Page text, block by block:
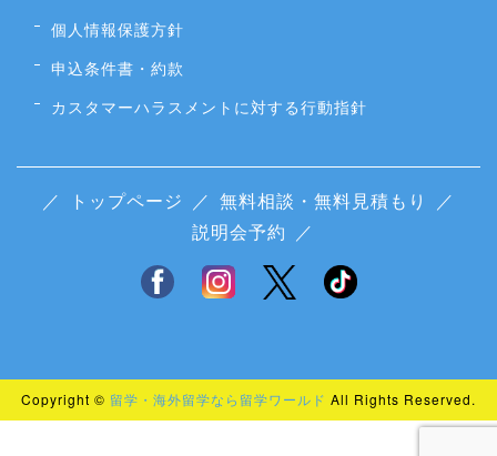
個人情報保護方針
申込条件書・約款
カスタマーハラスメントに対する行動指針
／ トップページ ／ 無料相談・無料見積もり
／
説明会予約 ／
Copyright © 留学・海外留学なら留学ワールド All Rights Reserved.